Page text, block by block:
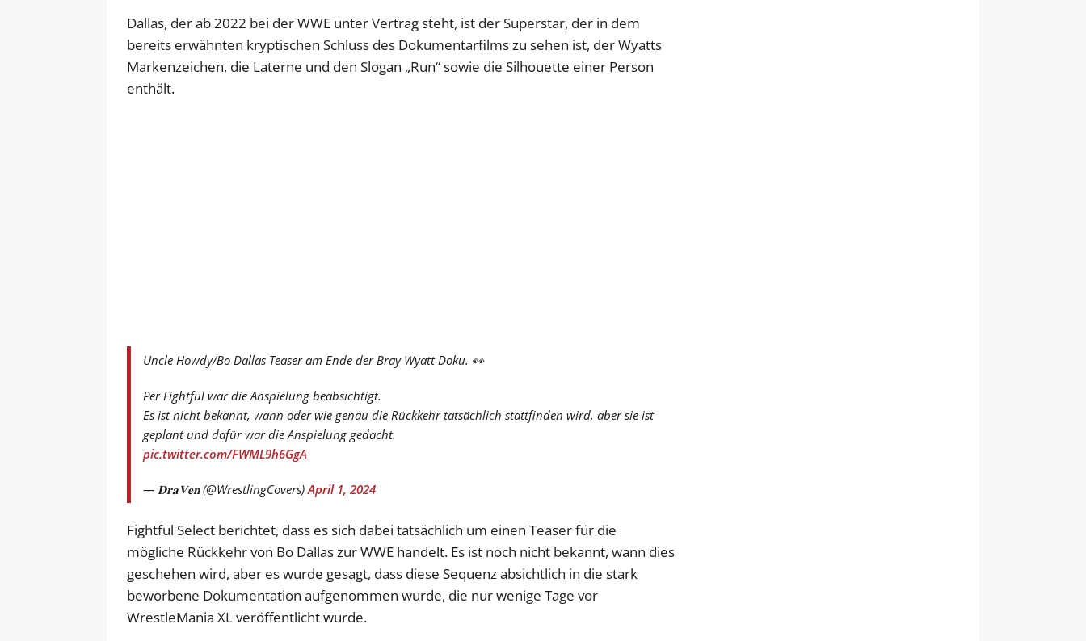
Dallas, der ab 2022 bei der WWE unter Vertrag steht, ist der Superstar, der in dem
bereits erwähnten kryptischen Schluss des Dokumentarfilms zu sehen ist, der Wyatts
Markenzeichen, die Laterne und den Slogan „Run“ sowie die Silhouette einer Person
enthält.
Uncle Howdy/Bo Dallas Teaser am Ende der Bray Wyatt Doku. 👀
Per Fightful war die Anspielung beabsichtigt.
Es ist nicht bekannt, wann oder wie genau die Rückkehr tatsächlich stattfinden wird, aber sie ist
geplant und dafür war die Anspielung gedacht.
pic.twitter.com/FWML9h6GgA
— 𝐃𝐫𝐚𝐕𝐞𝐧 (@WrestlingCovers)April 1, 2024
Fightful Select berichtet, dass es sich dabei tatsächlich um einen Teaser für die
mögliche Rückkehr von Bo Dallas zur WWE handelt. Es ist noch nicht bekannt, wann dies
geschehen wird, aber es wurde gesagt, dass diese Sequenz absichtlich in die stark
beworbene Dokumentation aufgenommen wurde, die nur wenige Tage vor
WrestleMania XL veröffentlicht wurde.